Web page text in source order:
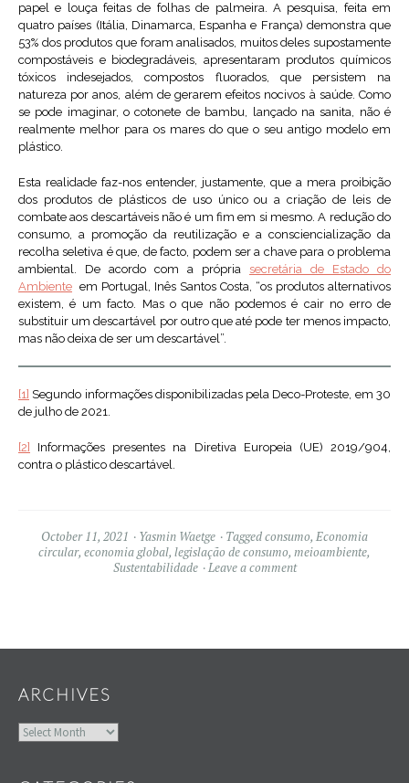
papel e louça feitas de folhas de palmeira. A pesquisa, feita em
quatro países (Itália, Dinamarca, Espanha e França) demonstra que
53% dos produtos que foram analisados, muitos deles supostamente
compostáveis e biodegradáveis, apresentaram produtos químicos
tóxicos indesejados, compostos fluorados, que persistem na
natureza por anos, além de gerarem efeitos nocivos à saúde. Como
se pode imaginar, o cotonete de bambu, lançado na sanita, não é
realmente melhor para os mares do que o seu antigo modelo em
plástico.
Esta realidade faz-nos entender, justamente, que a mera proibição
dos produtos de plásticos de uso único ou a criação de leis de
combate aos descartáveis não é um fim em si mesmo. A redução do
consumo, a promoção da reutilização e a consciencialização da
recolha seletiva é que, de facto, podem ser a chave para o problema
ambiental. De acordo com a própria secretária de Estado do
Ambiente em Portugal, Inês Santos Costa, “os produtos alternativos
existem, é um facto. Mas o que não podemos é cair no erro de
substituir um descartável por outro que até pode ter menos impacto,
mas não deixa de ser um descartável”.
[1] Segundo informações disponibilizadas pela Deco-Proteste, em 30
de julho de 2021.
[2]
Informações presentes na Diretiva Europeia (UE) 2019/904,
contra o plástico descartável.
October 11, 2021 Yasmin Waetge Taggedconsumo, Economia
circular, economia global, legislação de consumo, meioambiente,
Sustentabilidade
Leave a comment
ARCHIVES
Archives